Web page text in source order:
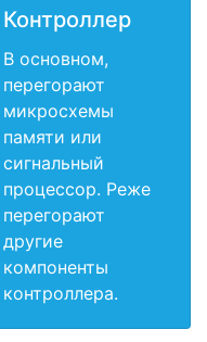
Контроллер
В основном,
перегорают
микросхемы
памяти или
сигнальный
процессор. Реже
перегорают
другие
компоненты
контроллера.